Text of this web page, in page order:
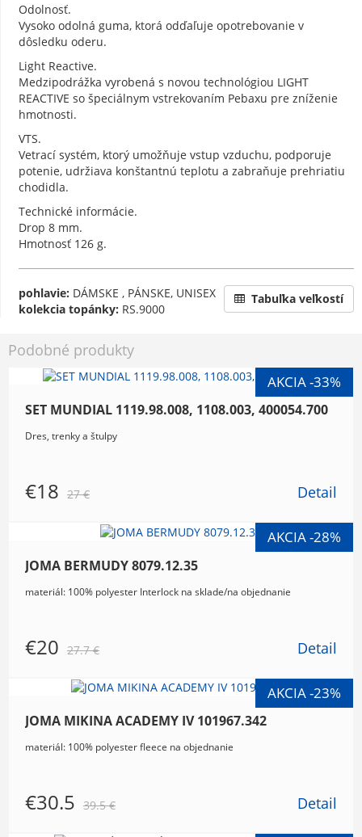
Odolnosť.
Vysoko odolná guma, ktorá odďaľuje opotrebovanie v
dôsledku oderu.
Light Reactive.
Medzipodrážka vyrobená s novou technológiou LIGHT
REACTIVE so špeciálnym vstrekovaním Pebaxu pre zníženie
hmotnosti.
VTS.
Vetrací systém, ktorý umožňuje vstup vzduchu, podporuje
potenie, udržiava konštantnú teplotu a zabraňuje prehriatiu
chodidla.
Technické informácie.
Drop 8 mm.
Hmotnosť 126 g.
Tabuľka veľkostí
pohlavie: DÁMSKE , PÁNSKE, UNISEX
kolekcia topánky: RS.9000
Podobné produkty
SET MUNDIAL 1119.98.008, 1108.003, 400054.700
Dres, trenky a štulpy
€18 27 € Detail
JOMA BERMUDY 8079.12.35
materiál: 100% polyester Interlock na sklade/na objednanie
€20 27.7 € Detail
JOMA MIKINA ACADEMY IV 101967.342
materiál: 100% polyester fleece na objednanie
€30.5 39.5 € Detail